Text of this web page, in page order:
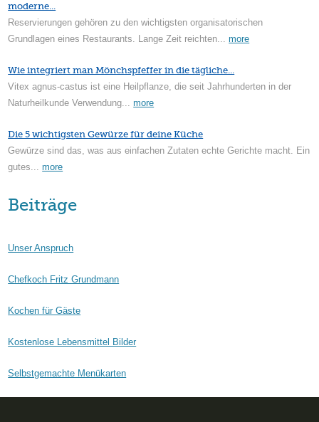
moderne...
Reservierungen gehören zu den wichtigsten organisatorischen
Grundlagen eines Restaurants. Lange Zeit reichten...more
Wie integriert man Mönchspfeffer in die tägliche...
Vitex agnus-castus ist eine Heilpflanze, die seit Jahrhunderten in der
Naturheilkunde Verwendung...more
Die 5 wichtigsten Gewürze für deine Küche
Gewürze sind das, was aus einfachen Zutaten echte Gerichte macht. Ein
gutes...more
Beiträge
Unser Anspruch
Chefkoch Fritz Grundmann
Kochen für Gäste
Kostenlose Lebensmittel Bilder
Selbstgemachte Menükarten